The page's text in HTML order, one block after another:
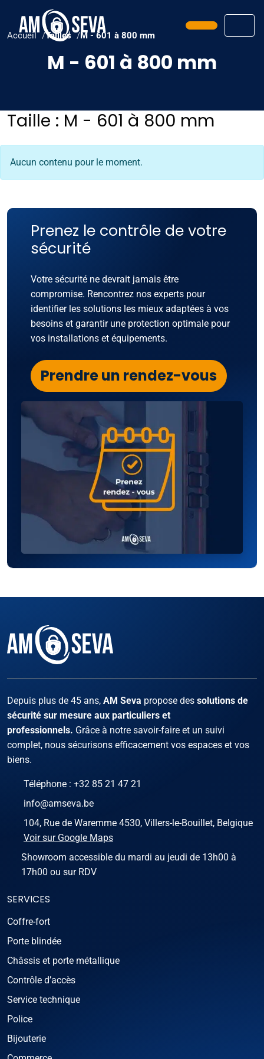
Prendre
Accueil Tailles M - 601 à 800 mm
M - 601 à 800 mm
Taille : M - 601 à 800 mm
Aucun contenu pour le moment.
Prenez le contrôle de votre
sécurité
Votre sécurité ne devrait jamais être
compromise. Rencontrez nos experts pour
identifier les solutions les mieux adaptées à vos
besoins et garantir une protection optimale pour
vos installations et équipements.
Prendre un rendez-vous
Depuis plus de 45 ans, AM Seva propose des solutions de
sécurité sur mesure aux particuliers et
professionnels. Grâce à notre savoir-faire et un suivi
complet, nous sécurisons efficacement vos espaces et vos
biens.
Téléphone : +32 85 21 47 21
info@amseva.be
104, Rue de Waremme 4530, Villers-le-Bouillet, Belgique
Voir sur Google Maps
Showroom accessible du mardi au jeudi de 13h00 à
17h00 ou sur RDV
SERVICES
Coffre-fort
Porte blindée
Châssis et porte métallique
Contrôle d’accès
Service technique
Police
Bijouterie